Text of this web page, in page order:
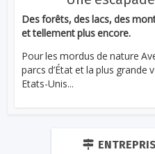
Des forêts, des lacs, des
et tellement plus encore.
Pour les mordus de nature
parcs d’État et la plus grande
Etats-Unis...